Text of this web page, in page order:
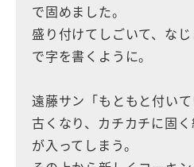
で固めました。
盛り付けてしごいて、な
で字を書くように。
遠藤サン「もともと付い
古くなり、カチカチに固
が入ってしまう。